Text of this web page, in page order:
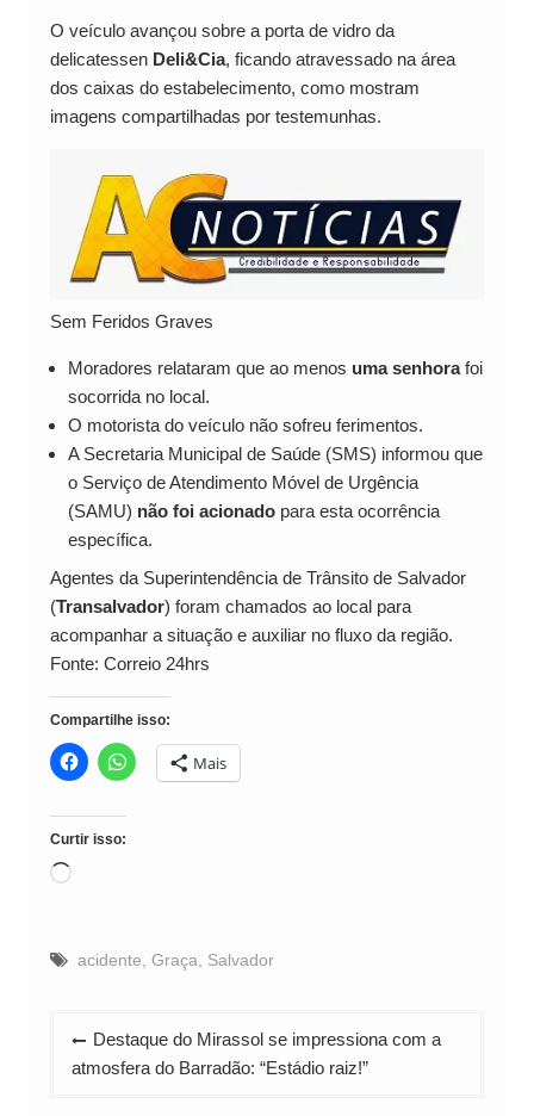
O veículo avançou sobre a porta de vidro da
delicatessen Deli&Cia, ficando atravessado na área
dos caixas do estabelecimento, como mostram
imagens compartilhadas por testemunhas.
Sem Feridos Graves
Moradores relataram que ao menos uma senhorafoi
socorrida no local.
O motorista do veículo não sofreu ferimentos.
A Secretaria Municipal de Saúde (SMS) informou que
o Serviço de Atendimento Móvel de Urgência
(SAMU) não foi acionadopara esta ocorrência
específica.
Agentes da Superintendência de Trânsito de Salvador
(Transalvador) foram chamados ao local para
acompanhar a situação e auxiliar no fluxo da região.
Fonte: Correio 24hrs
Compartilhe isso:
Mais
Curtir isso:
Carregando...
acidente Graça Salvador
Navegação
de
Destaque do Mirassol se impressiona com a
atmosfera do Barradão: “Estádio raiz!”